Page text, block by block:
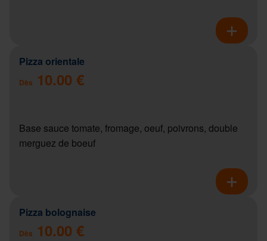
Pizza orientale
Dès 10.00 €
Base sauce tomate, fromage, oeuf, poivrons, double
merguez de boeuf
Pizza bolognaise
Dès 10.00 €